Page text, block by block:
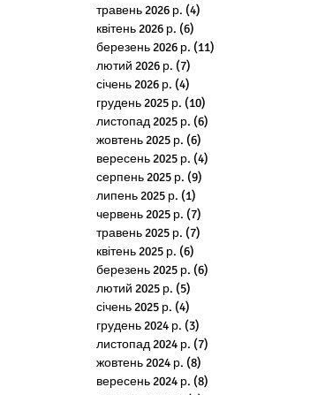
травень 2026 р. (4)
квітень 2026 р. (6)
березень 2026 р. (11)
лютий 2026 р. (7)
січень 2026 р. (4)
грудень 2025 р. (10)
листопад 2025 р. (6)
жовтень 2025 р. (6)
вересень 2025 р. (4)
серпень 2025 р. (9)
липень 2025 р. (1)
червень 2025 р. (7)
травень 2025 р. (7)
квітень 2025 р. (6)
березень 2025 р. (6)
лютий 2025 р. (5)
січень 2025 р. (4)
грудень 2024 р. (3)
листопад 2024 р. (7)
жовтень 2024 р. (8)
вересень 2024 р. (8)